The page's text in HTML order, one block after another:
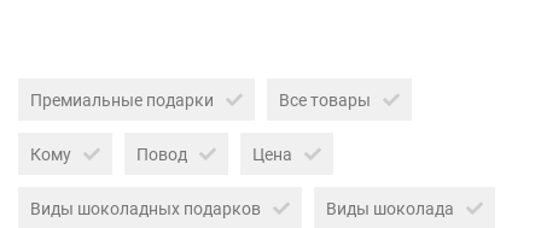
Премиальные подарки Все товары
Кому Повод Цена
Виды шоколадных подарков Виды шоколада